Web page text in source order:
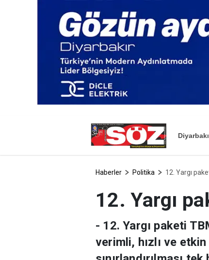
Haberler Politika 12. Yargı
12. Yargı
- 12. Yargı paketi
verimli, hızlı ve